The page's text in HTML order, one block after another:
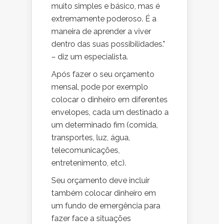
muito simples e básico, mas é
extremamente poderoso. É a
maneira de aprender a viver
dentro das suas possibilidades.”
– diz um especialista.
Após fazer o seu orçamento
mensal, pode por exemplo
colocar o dinheiro em diferentes
envelopes, cada um destinado a
um determinado fim (comida,
transportes, luz, água,
telecomunicações,
entretenimento, etc).
Seu orçamento deve incluir
também colocar dinheiro em
um fundo de emergência para
fazer face a situações